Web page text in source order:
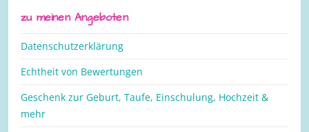
zu meinen Angeboten
Datenschutzerklärung
Echtheit von Bewertungen
Geschenk zur Geburt, Taufe, Einschulung, Hochzeit &
mehr